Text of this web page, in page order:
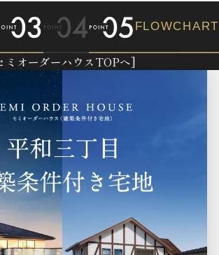
ミオーダーハウスTOPへ]
FLOWCHART